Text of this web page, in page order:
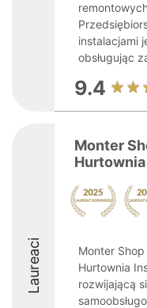
instalacjami
obsługując
9.4
Laureaci
Monter
Monter Shop
Hurtownia
rozwijającą